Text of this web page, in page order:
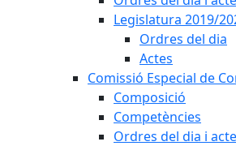
Legislatura 2019/
Ordres del dia
Actes
Comissió Especial de
Composició
Competències
Ordres del dia i